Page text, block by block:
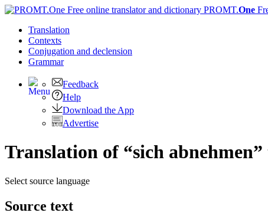
PROMT.One
Translation
Contexts
Conjugation and declension
Grammar
Feedback
Help
Download the App
Advertise
Translation of “sich abnehmen”
Select source language
Source text